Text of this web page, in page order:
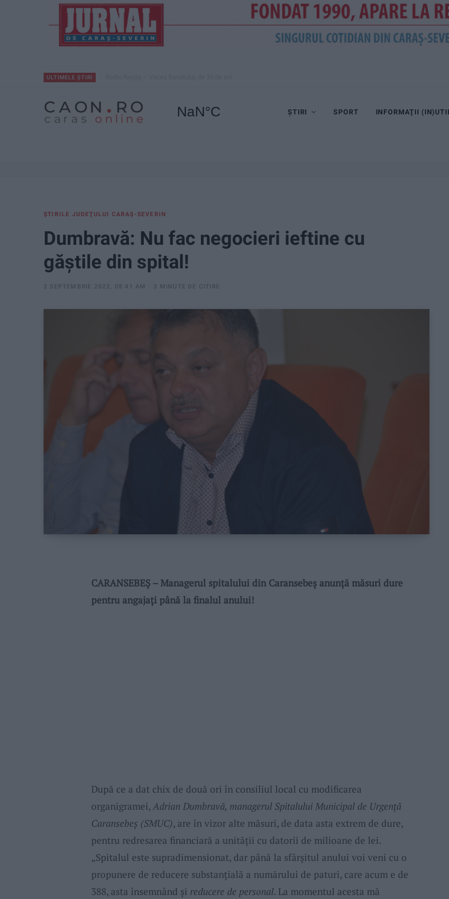
ULTIMELE ȘTIRI
ȘTIRI SPORT INFORMAŢII
ŞTIRILE JUDEŢULUI CARAŞ-SEVERIN
Dumbravă: Nu fac negocieri ieftine cu
găștile din spital!
2 SEPTEMBRIE 2022, 08:41 AM 3 MINUTE DE CITIRE
CARANSEBEȘ – Managerul spitalului din Caransebeș anunță măsuri dure
pentru angajați până la finalul anului!
După ce a dat chix de două ori în consiliul local cu modificarea
organigramei, Adrian Dumbravă, managerul Spitalului Municipal de Urgență
Caransebeș (SMUC), are în vizor alte măsuri, de data asta extrem de dure,
pentru redresarea financiară a unității cu datorii de milioane de lei.
„Spitalul este supradimensionat, dar până la sfârșitul anului voi veni cu o
propunere de reducere substanțială a numărului de paturi, care acum e de
388, asta însemnând și reducere de personal. La momentul acesta mă